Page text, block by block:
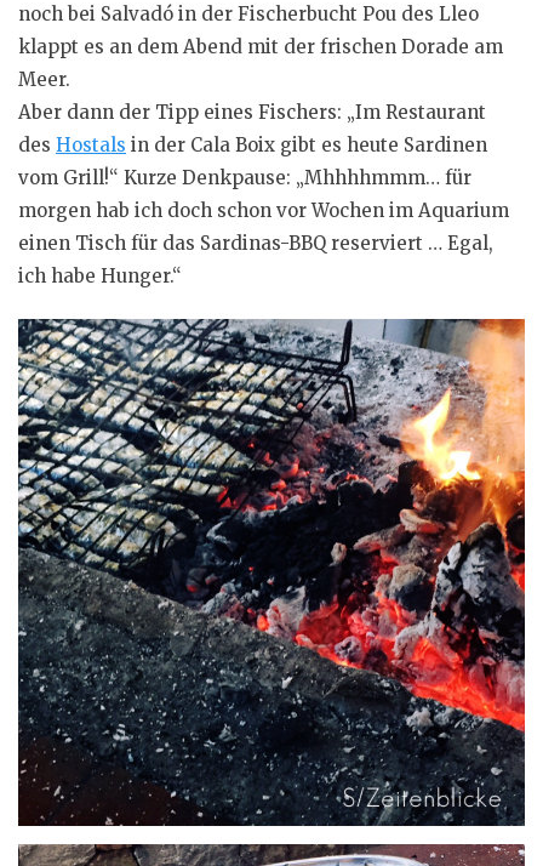
noch bei Salvadó in der Fischerbucht Pou des Lleo
klappt es an dem Abend mit der frischen Dorade am
Meer.
Aber dann der Tipp eines Fischers: „Im Restaurant
des Hostals in der Cala Boix gibt es heute Sardinen
vom Grill!“ Kurze Denkpause: „Mhhhhmmm… für
morgen hab ich doch schon vor Wochen im Aquarium
einen Tisch für das Sardinas-BBQ reserviert … Egal,
ich habe Hunger.“